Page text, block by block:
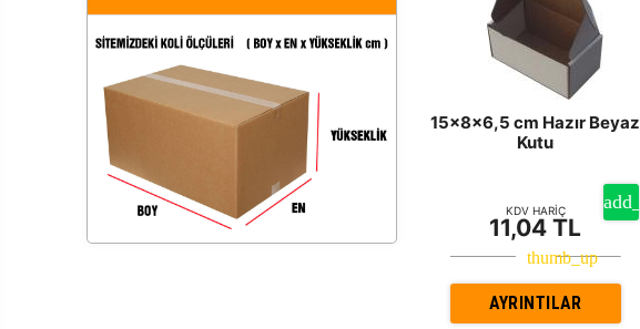
15x8x6,5 cm Hazır Beyaz
Kutu
KDV HARİÇ
11,04 TL
AYRINTILAR